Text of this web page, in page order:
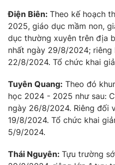
Emagazine
Photo
VTV Money
VTV Sức khoẻ
Thị trường 24h
Điện Biên: Theo kế hoạch
2025, giáo dục mầm non,
dục thường xuyên trên địa
nhất ngày 29/8/2024;
22/8/2024. Tổ chức khai
Tuyên Quang: Theo đó
học 2024 - 2025 như sau:
ngày 26/8/2024. Riêng đối
19/8/2024. Tổ chức khai
5/9/2024.
Thái Nguyên: Tựu trường